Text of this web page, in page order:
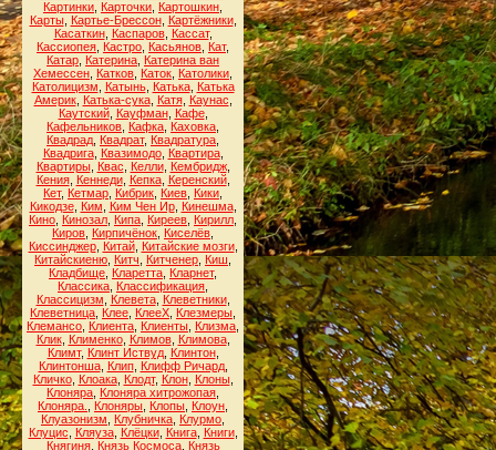
Картинки Карточки Картошкин
Карты, Картье-Брессон, Картёжники,
Касаткин, Каспаров, Кассат,
Кассиопея Кастро Касьянов Кат,
Катар Катерина Катерина ван
Хемессен Катков Каток Католики
Католицизм
Катынь, Катька, Катька
Америк, Катька-сука, Катя, Каунас
Каутский, Кауфман, Кафе,
Кафельников Кафка Каховка
Квадрад Квадрат, Квадратура
Квадрига, Квазимодо, Квартира,
Квартиры, Квас Келли, Кембридж,
Кения, Кеннеди, Кепка, Керенский,
Кет, Кетмар Кибрик Киев Кики
Кикодзе, Ким Ким Чен Ир, Кинешма,
Кино Кинозал Кипа Киреев Кирилл
Киров Кирпичёнок Киселёв
Киссинджер, Китай, Китайские мозги,
Китайскиеню Китч Китченер Киш
Кладбище Кларетта Кларнет,
Классика Классификация
Классицизм
Клевета, Клеветники,
Клеветница Клее КлееХ Клезмеры
Клемансо Клиента Клиенты Клизма
Клик, Клименко, Климов, Климова,
Климт, Клинт Иствуд, Клинтон,
Клинтонша, Клип, Клифф Ричард,
Кличко, Клоака, Клодт, Клон, Клоны,
Клоняра Клоняра хитрожопая
Клоняра.
Клоняры Клопы Клоун
Клуазонизм
Клубничка Клурмо
Клуцис
Кляуза, Клёцки, Книга, Книги,
Княгиня, Князь Космоса, Князь